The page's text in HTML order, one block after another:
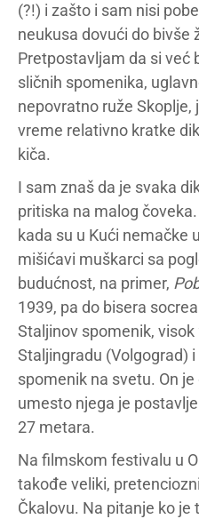
(?!) i zašto i sam nisi
neukusa dovući do bivše
Pretpostavljam da si već
sličnih spomenika,
nepovratno ruže Skoplje,
vreme relativno kratke
kiča.
I sam znaš da je svaka
pritiska na malog
kada su u Kući nemačke
mišićavi muškarci sa
budućnost, na primer,
1939, pa do bisera
Staljinov spomenik,
Staljingradu (Volgograd)
spomenik na svetu. On
umesto njega je
27 metara.
Na filmskom festivalu u
takođe veliki,
Čkalovu. Na pitanje ko je